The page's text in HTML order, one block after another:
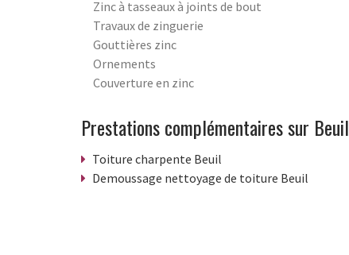
Zinc à tasseaux à joints de bout
Travaux de zinguerie
Gouttières zinc
Ornements
Couverture en zinc
Prestations complémentaires sur Beuil
Toiture charpente Beuil
Demoussage nettoyage de toiture Beuil